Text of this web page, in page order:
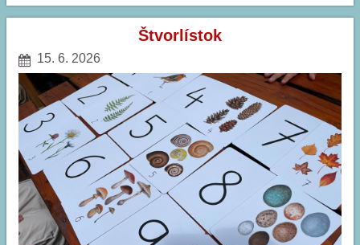
OMAĽOVÁNKY:
Štvorlístok
15. 6. 2026